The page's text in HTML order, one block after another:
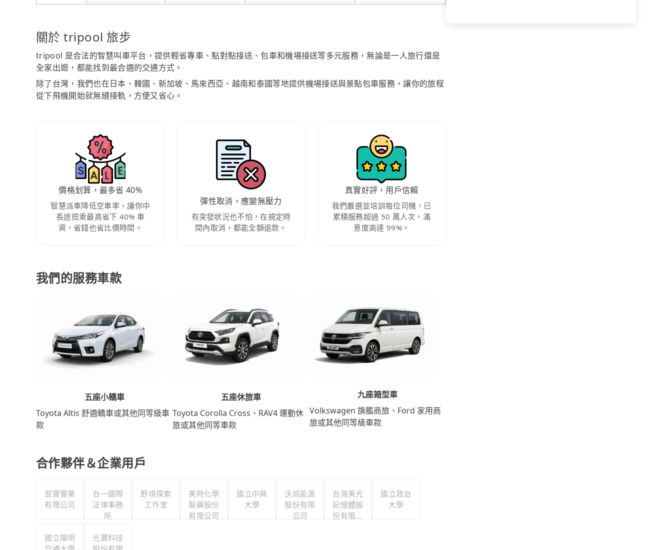
關於 tripool 旅步
tripool 是合法的智慧叫車平台，提供輕省專車、點對點接送、包車和機場接送等多元服務，無論是一人旅行還是
全家出遊，都能找到最合適的交通方式。
除了台灣，我們也在日本、韓國、新加坡、馬來西亞、越南和泰國等地提供機場接送與景點包車服務，讓你的旅程
從下飛機開始就無縫接軌，方便又省心。
價格划算，最多省 40%
智慧派車降低空車率，讓你中
長途搭乘最高省下 40% 車
資，省錢也省比價時間。
彈性取消，應變無壓力
有突發狀況也不怕，在規定時
間內取消，都能全額退款。
真實好評，用戶信賴
我們嚴選並培訓每位司機，已
累積服務超過 50 萬人次，滿
意度高達 99%。
我們的服務車款
五座小轎車
Toyota Altis 舒適轎車或其他同等級車
款
五座休旅車
Toyota Corolla Cross、RAV4 運動休
旅或其他同等車款
九座箱型車
Volkswagen 旗艦商旅、Ford 家用商
旅或其他同等級車款
合作夥伴＆企業用戶
翌實實業
有限公司
台一國際
法律事務
所
野境探索
工作室
美時化學
製藥股份
有限公司
國立中興
大學
沃旭能源
股份有限
公司
台灣美光
記憶體股
份有限公
國立政治
大學
國立陽明
光寶科技